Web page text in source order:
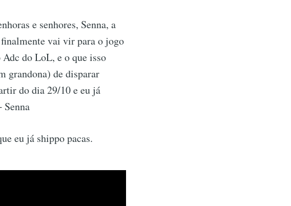
e senhores, Senna, a
finalmente vai vir para o jogo
do LoL, e o que isso
grandona) de disparar
do dia 29/10 e eu já
Senna
eu já shippo pacas.